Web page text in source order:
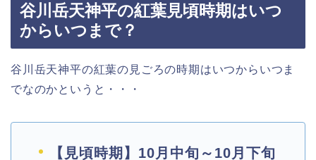
谷川岳天神平の紅葉見頃時期はいつ
からいつまで？
谷川岳天神平の紅葉の見ごろの時期はいつからいつま
でなのかというと・・・
【見頃時期】10月中旬～10月下旬